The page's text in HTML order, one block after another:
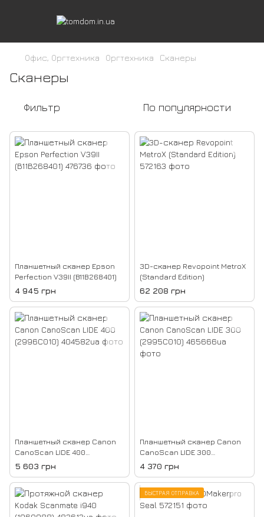
Офис, Оргтехника Оргтехника Сканеры
Сканеры
Фильтр По популярности
Планшетный сканер Epson
Perfection V39II (B11B268401)
4 945 грн
3D-сканер Revopoint MetroX
(Standard Edition)
62 208 грн
Планшетный сканер Canon
CanoScan LIDE 400
(2996C010)
5 603 грн
Планшетный сканер Canon
CanoScan LIDE 300
(2995C010)
4 370 грн
БЫСТРАЯ ОТПРАВКА